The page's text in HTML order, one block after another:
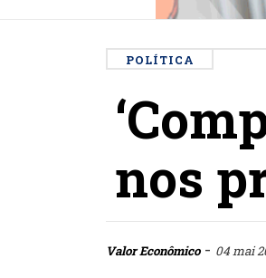
POLÍTICA
nos
Valor Econômico- 04 mai